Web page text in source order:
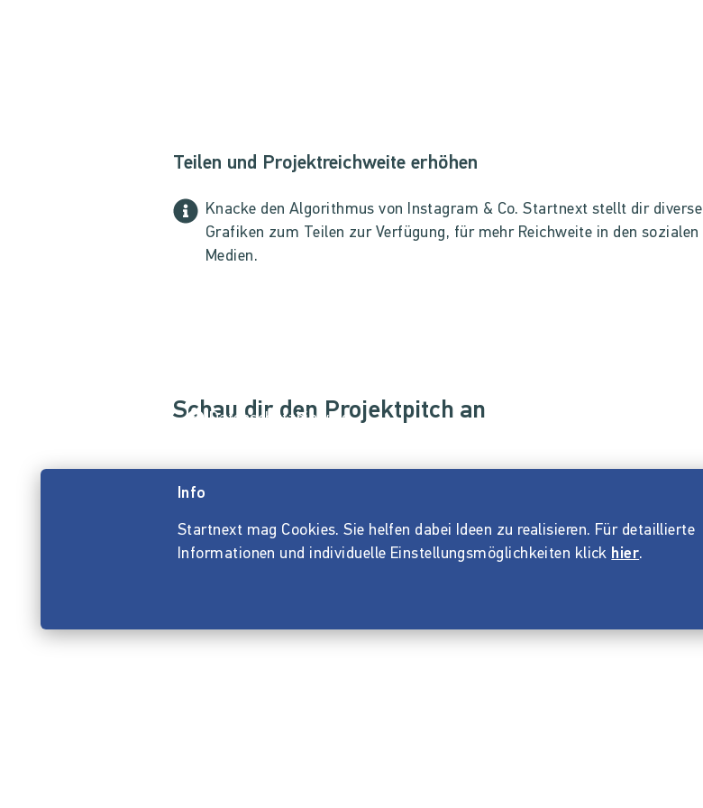
Teilen und Projektreichweite erhöhen
Knacke den Algorithmus von Instagram & Co. Startnext stellt dir diverse
Grafiken zum Teilen zur Verfügung, für mehr Reichweite in den sozialen
Medien.
Schau dir den Projektpitch an
Datenschutzhinweis
Info
Startnext mag Cookies. Sie helfen dabei Ideen zu realisieren. Für detaillierte
Informationen und individuelle Einstellungsmöglichkeiten klick hier.